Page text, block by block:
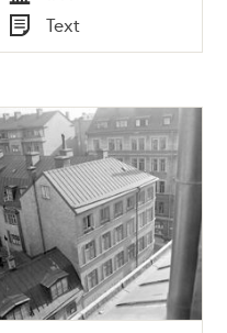
Stockholm på
Adolph Friedrichs
Tid
Typ
Text